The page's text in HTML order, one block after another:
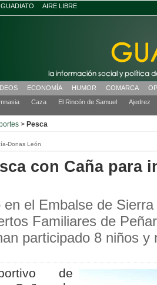
AIRE LIBRE
ECONOMÍA HUMOR COMARCA
Caza El Rincón de Samuel
Ajedrez
> Pesca
Donas León
con Caña para
en el Embalse de
Familiares de
participado 8 niños y
de